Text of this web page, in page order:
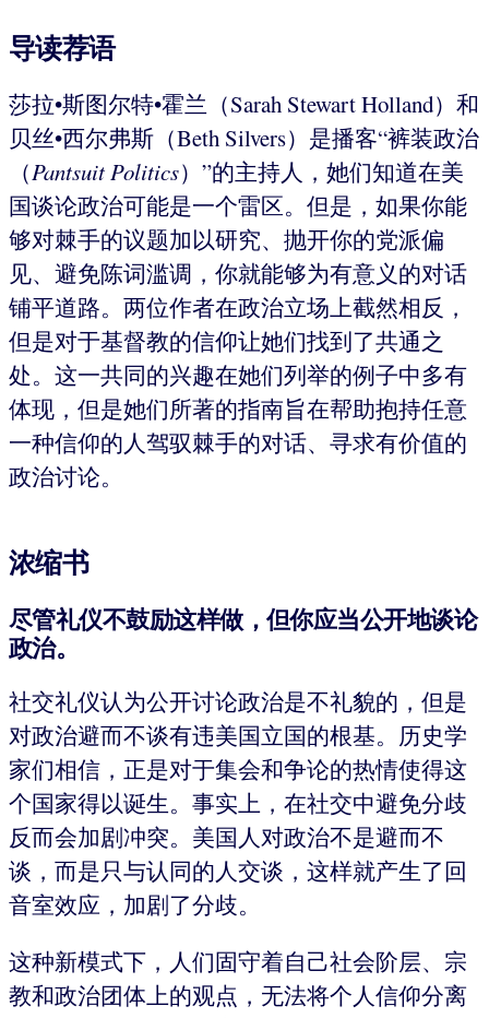
导读荐语
莎拉•斯图尔特•霍兰（Sarah Stewart Holland）和
贝丝•西尔弗斯（Beth Silvers）是播客“裤装政治
（Pantsuit Politics）”的主持人，她们知道在美
国谈论政治可能是一个雷区。但是，如果你能
够对棘手的议题加以研究、抛开你的党派偏
见、避免陈词滥调，你就能够为有意义的对话
铺平道路。两位作者在政治立场上截然相反，
但是对于基督教的信仰让她们找到了共通之
处。这一共同的兴趣在她们列举的例子中多有
体现，但是她们所著的指南旨在帮助抱持任意
一种信仰的人驾驭棘手的对话、寻求有价值的
政治讨论。
浓缩书
尽管礼仪不鼓励这样做，但你应当公开地谈论
政治。
社交礼仪认为公开讨论政治是不礼貌的，但是
对政治避而不谈有违美国立国的根基。历史学
家们相信，正是对于集会和争论的热情使得这
个国家得以诞生。事实上，在社交中避免分歧
反而会加剧冲突。美国人对政治不是避而不
谈，而是只与认同的人交谈，这样就产生了回
音室效应，加剧了分歧。
这种新模式下，人们固守着自己社会阶层、宗
教和政治团体上的观点，无法将个人信仰分离